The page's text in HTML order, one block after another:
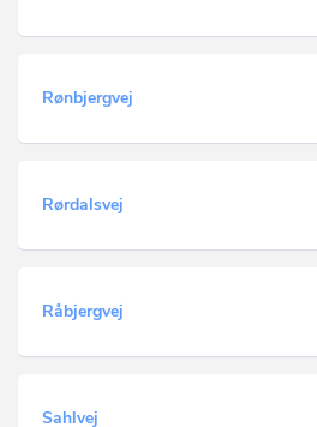
Rønbjergvej
Rørdalsvej
Råbjergvej
Sahlvej